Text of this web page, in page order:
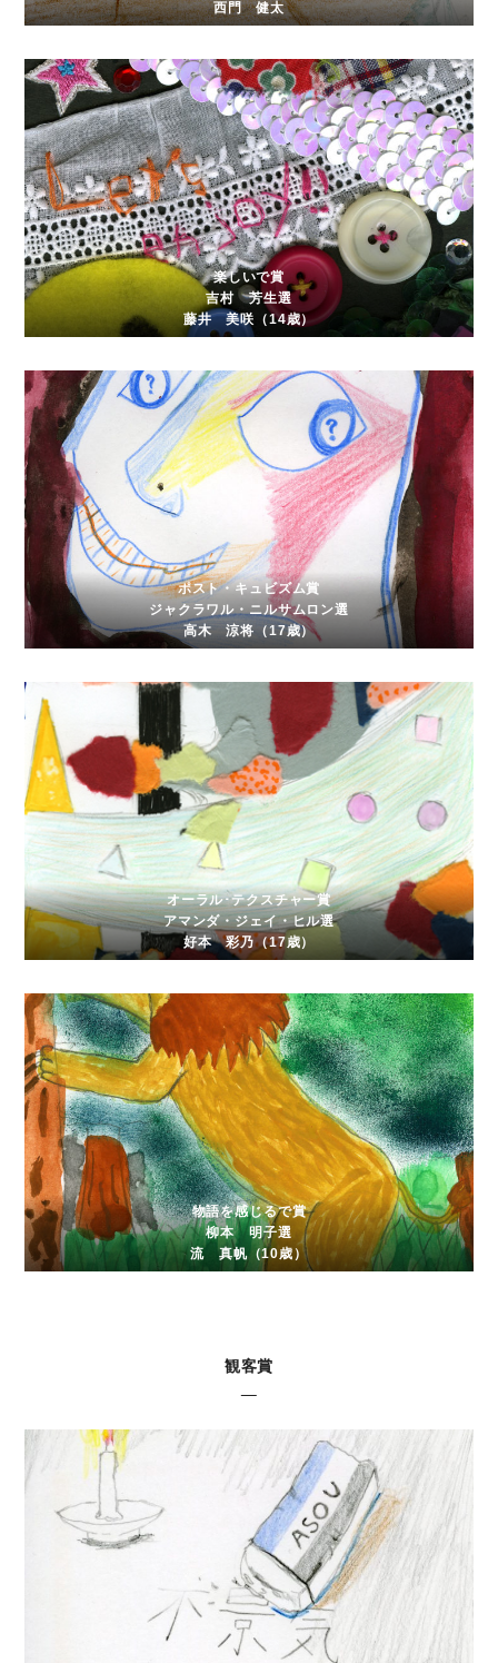
西門 健太
楽しいで賞
吉村 芳生選
藤井 美咲（14歳）
ポスト・キュビズム賞
ジャクラワル・ニルサムロン選
高木 涼将（17歳）
オーラル･テクスチャー賞
アマンダ・ジェイ・ヒル選
好本 彩乃（17歳）
物語を感じるで賞
柳本 明子選
流 真帆（10歳）
観客賞